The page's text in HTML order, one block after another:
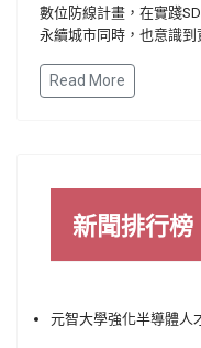
數位防線計畫，在實踐
永續城市同時，也意識到
Read More
新聞排行榜
元智大學強化半導體人